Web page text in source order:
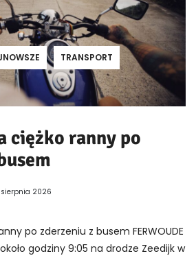
TRANSPORT
ciężko ranny po
2026
po zderzeniu z busem FERWOUDE
godziny 9:05 na drodze Zeedijk w